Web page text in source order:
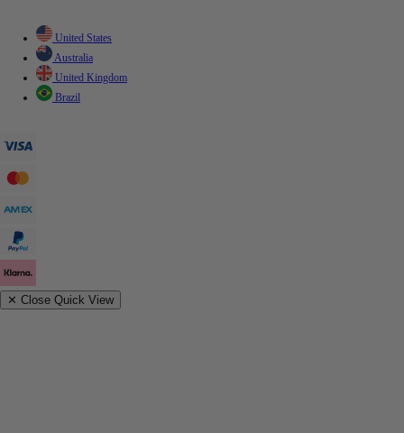
United States
Australia
United Kingdom
Brazil
✕ Close Quick View